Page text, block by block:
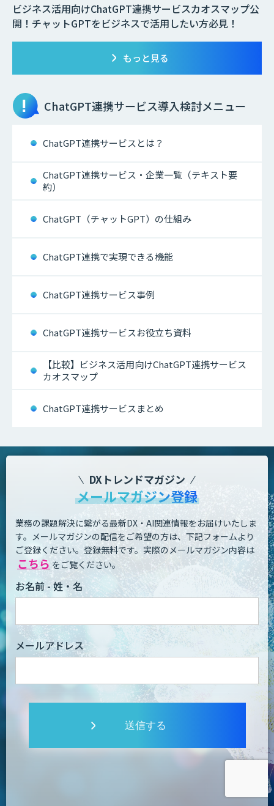
ビジネス活用向けChatGPT連携サービスカオスマップ公
開！チャットGPTをビジネスで活用したい方必見！
もっと見る
ChatGPT連携サービス導入検討メニュー
ChatGPT連携サービスとは？
ChatGPT連携サービス・企業一覧（テキスト要
約）
ChatGPT（チャットGPT）の仕組み
ChatGPT連携で実現できる機能
ChatGPT連携サービス事例
ChatGPT連携サービスお役立ち資料
【比較】ビジネス活用向けChatGPT連携サービス
カオスマップ
ChatGPT連携サービスまとめ
DXトレンドマガジン
メールマガジン登録
業務の課題解決に繋がる最新DX・AI関連情報をお届けいたしま
す。 メールマガジンの配信をご希望の方は、下記フォームより
ご登録ください。登録無料です。 実際のメールマガジン内容は
こちら をご覧ください。
お名前 - 姓・名
メールアドレス
送信する